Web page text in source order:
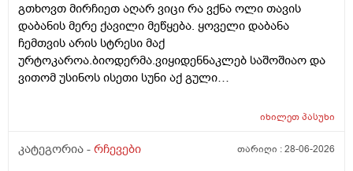
გთხოვთ მირჩიეთ აღარ ვიცი რა ვქნა ოლი თავის
დაბანის მერე ქავილი მეწყება. ყოველი დაბანა
ჩემთვის არის სტრესი მაქ
ურტოკაროა.ბიოდერმა.ვიყიდენნაკლებ საშოშიაო და
ვითომ უსინოს ისეთი სუნი აქ გული
დამატენიანებელი შამპუნიც მაგრამ ყველაფერზე
შემიხლია ვიტანკები.რამე მირჩიეთ დამპუნი რა რომ
იხილეთპასუხი
კატეგორია - რჩევები თარიღი :28-06-2026